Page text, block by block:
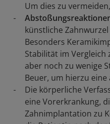
Um dies zu
künstliche
Besonders
Stabilität im
aber noch zu wenige
Beuer, um hierzu eine
Die körperliche
eine Vorerkrankung,
Zahnimplantation zu